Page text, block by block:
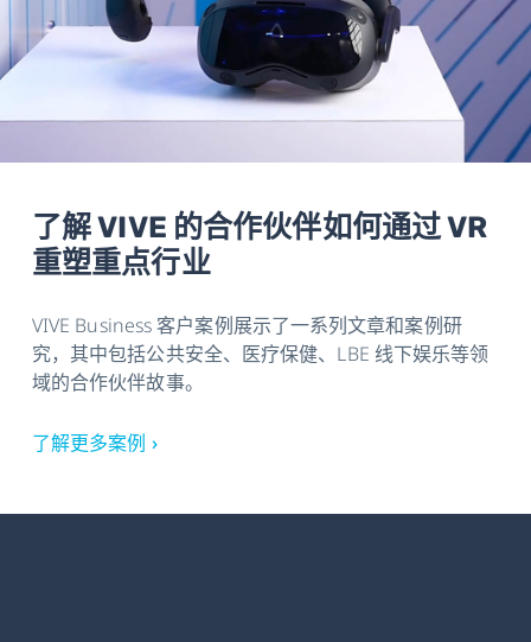
了解 VIVE 的合作伙伴如何通过 VR
重塑重点行业
VIVE Business 客户案例展示了一系列文章和案例研
究，其中包括公共安全、医疗保健、LBE 线下娱乐等领
域的合作伙伴故事。
了解更多案例 ›